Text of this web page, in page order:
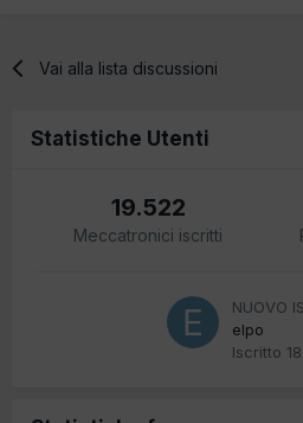
Vai alla lista discussioni
Statistiche Utenti
19.522
Meccatronici iscritti
NUOVO
elpo
Iscritto